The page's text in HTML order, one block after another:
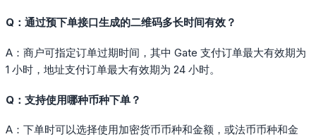
Q：通过预下单接口生成的二维码多长时间有效？
A：商户可指定订单过期时间，其中 Gate 支付订单最大有效期为
1 小时，地址支付订单最大有效期为 24 小时。
Q：支持使用哪种币种下单？
A：下单时可以选择使用加密货币币种和金额，或法币币种和金